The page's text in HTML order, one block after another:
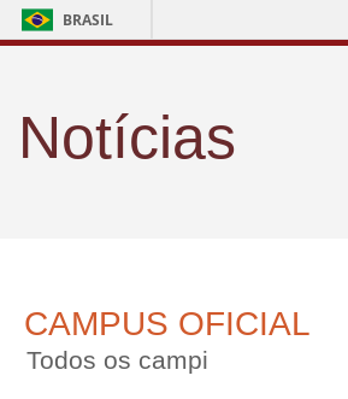
BRASIL
Notícias
CAMPUS OFICIAL
Todos os campi